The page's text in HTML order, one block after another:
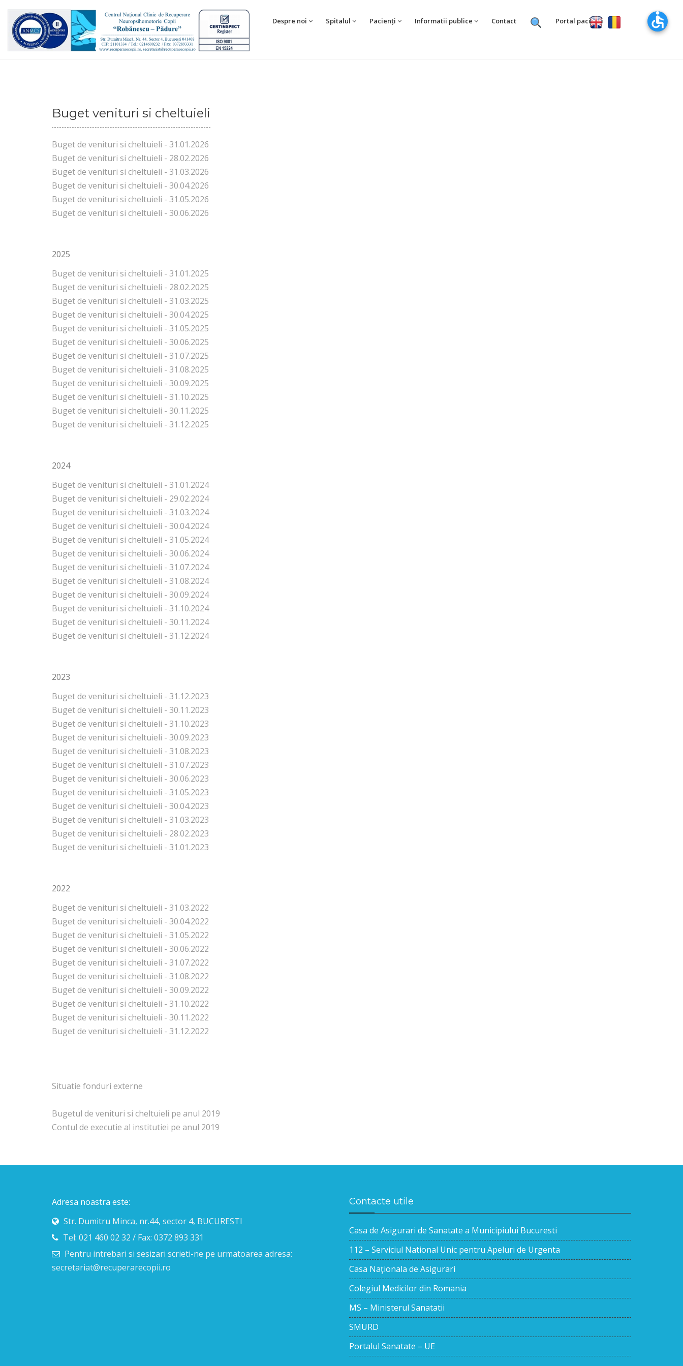
Despre noi Spitalul Pacienți Informatii publice Contact Portal pacienti
Buget venituri si cheltuieli
Buget de venituri si cheltuieli - 31.01.2026
Buget de venituri si cheltuieli - 28.02.2026
Buget de venituri si cheltuieli - 31.03.2026
Buget de venituri si cheltuieli - 30.04.2026
Buget de venituri si cheltuieli - 31.05.2026
Buget de venituri si cheltuieli - 30.06.2026
2025
Buget de venituri si cheltuieli - 31.01.2025
Buget de venituri si cheltuieli - 28.02.2025
Buget de venituri si cheltuieli - 31.03.2025
Buget de venituri si cheltuieli - 30.04.2025
Buget de venituri si cheltuieli - 31.05.2025
Buget de venituri si cheltuieli - 30.06.2025
Buget de venituri si cheltuieli - 31.07.2025
Buget de venituri si cheltuieli - 31.08.2025
Buget de venituri si cheltuieli - 30.09.2025
Buget de venituri si cheltuieli - 31.10.2025
Buget de venituri si cheltuieli - 30.11.2025
Buget de venituri si cheltuieli - 31.12.2025
2024
Buget de venituri si cheltuieli - 31.01.2024
Buget de venituri si cheltuieli - 29.02.2024
Buget de venituri si cheltuieli - 31.03.2024
Buget de venituri si cheltuieli - 30.04.2024
Buget de venituri si cheltuieli - 31.05.2024
Buget de venituri si cheltuieli - 30.06.2024
Buget de venituri si cheltuieli - 31.07.2024
Buget de venituri si cheltuieli - 31.08.2024
Buget de venituri si cheltuieli - 30.09.2024
Buget de venituri si cheltuieli - 31.10.2024
Buget de venituri si cheltuieli - 30.11.2024
Buget de venituri si cheltuieli - 31.12.2024
2023
Buget de venituri si cheltuieli - 31.12.2023
Buget de venituri si cheltuieli - 30.11.2023
Buget de venituri si cheltuieli - 31.10.2023
Buget de venituri si cheltuieli - 30.09.2023
Buget de venituri si cheltuieli - 31.08.2023
Buget de venituri si cheltuieli - 31.07.2023
Buget de venituri si cheltuieli - 30.06.2023
Buget de venituri si cheltuieli - 31.05.2023
Buget de venituri si cheltuieli - 30.04.2023
Buget de venituri si cheltuieli - 31.03.2023
Buget de venituri si cheltuieli - 28.02.2023
Buget de venituri si cheltuieli - 31.01.2023
2022
Buget de venituri si cheltuieli - 31.03.2022
Buget de venituri si cheltuieli - 30.04.2022
Buget de venituri si cheltuieli - 31.05.2022
Buget de venituri si cheltuieli - 30.06.2022
Buget de venituri si cheltuieli - 31.07.2022
Buget de venituri si cheltuieli - 31.08.2022
Buget de venituri si cheltuieli - 30.09.2022
Buget de venituri si cheltuieli - 31.10.2022
Buget de venituri si cheltuieli - 30.11.2022
Buget de venituri si cheltuieli - 31.12.2022
Situatie fonduri externe
Bugetul de venituri si cheltuieli pe anul 2019
Contul de executie al institutiei pe anul 2019
Adresa noastra este:
Str. Dumitru Minca, nr.44, sector 4, BUCURESTI
Tel: 021 460 02 32 / Fax: 0372 893 331
Pentru intrebari si sesizari scrieti-ne pe urmatoarea adresa:
secretariat@recuperarecopii.ro
Contacte utile
Casa de Asigurari de Sanatate a Municipiului Bucuresti
112 – Serviciul National Unic pentru Apeluri de Urgenta
Casa Naţionala de Asigurari
Colegiul Medicilor din Romania
MS – Ministerul Sanatatii
SMURD
Portalul Sanatate – UE